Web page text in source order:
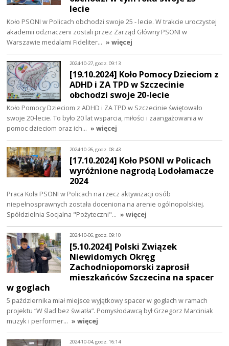
lecie
Koło PSONI w Policach obchodzi swoje 25 - lecie. W trakcie uroczystej
akademii odznaczeni zostali przez Zarząd Główny PSONI w
Warszawie medalami Fideliter… » więcej
2024-10-27, godz. 09:13
[19.10.2024] Koło Pomocy Dzieciom z
ADHD i ZA TPD w Szczecinie
obchodzi swoje 20-lecie
Koło Pomocy Dzieciom z ADHD i ZA TPD w Szczecinie świętowało
swoje 20-lecie. To było 20 lat wsparcia, miłości i zaangażowania w
pomoc dzieciom oraz ich… » więcej
2024-10-26, godz. 08:43
[17.10.2024] Koło PSONI w Policach
wyróżnione nagrodą Lodołamacze
2024
Praca Koła PSONI w Policach na rzecz aktywizacji osób
niepełnosprawnych została doceniona na arenie ogólnopolskiej.
Spółdzielnia Socjalna "Pożyteczni"… » więcej
2024-10-06, godz. 09:10
[5.10.2024] Polski Związek
Niewidomych Okręg
Zachodniopomorski zaprosił
mieszkańców Szczecina na spacer
w goglach
5 października miał miejsce wyjątkowy spacer w goglach w ramach
projektu “W ślad bez światła”. Pomysłodawcą był Grzegorz Marciniak
muzyk i performer… » więcej
2024-10-04, godz. 16:14